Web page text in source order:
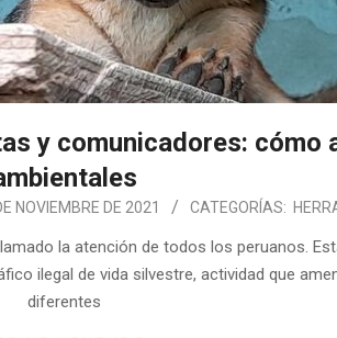
y comunicadores: cómo
NOVIEMBRE DE 2021 CATEGORÍAS:
la atención de todos los peruanos.
ilegal de vida silvestre, actividad que
diferentes